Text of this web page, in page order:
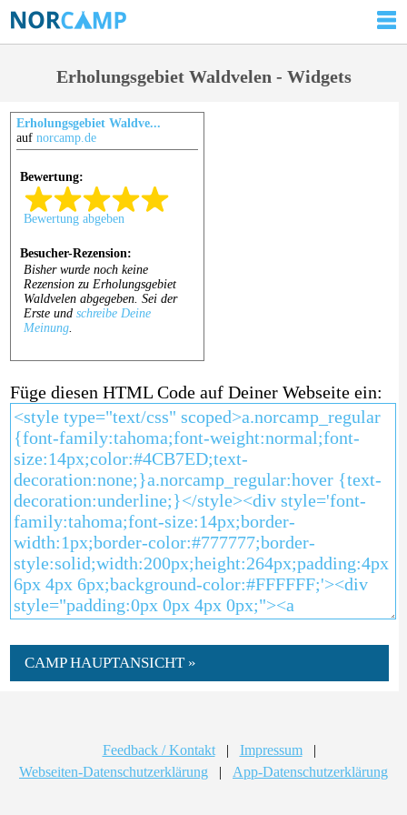
Erholungsgebiet Waldvelen - Widgets
Erholungsgebiet Waldve...
auf norcamp.de
Füge diesen HTML Code auf Deiner Webseite ein:
CAMP HAUPTANSICHT »
Feedback / Kontakt | Impressum
|
Webseiten-Datenschutzerklärung
| App-Datenschutzerklärung